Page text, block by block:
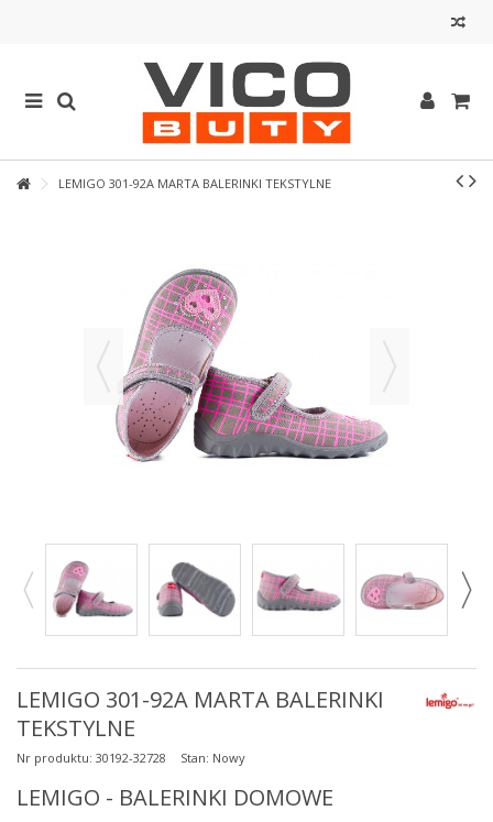
LEMIGO 301-92A MARTA BALERINKI TEKSTYLNE
LEMIGO 301-92A MARTA BALERINKI
TEKSTYLNE
Nr produktu: 30192-32728 Stan: Nowy
LEMIGO - BALERINKI DOMOWE